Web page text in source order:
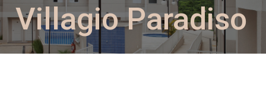
Villagio Paradiso